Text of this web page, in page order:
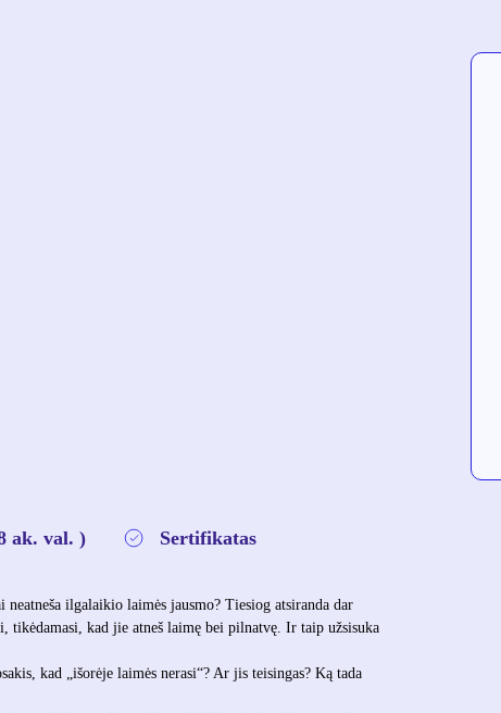
ak. val. ) Sertifikatas
ilgalaikio laimės jausmo? Tiesiog atsiranda dar
tikėdamasi, kad jie atneš laimę bei pilnatvę. Ir taip užsisuka
kad „išorėje laimės nerasi“? Ar jis teisingas? Ką tada